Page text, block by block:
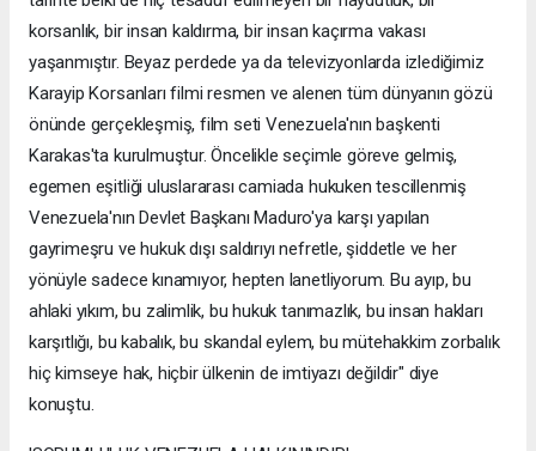
korsanlık, bir insan kaldırma, bir insan kaçırma vakası
yaşanmıştır. Beyaz perdede ya da televizyonlarda izlediğimiz
Karayip Korsanları filmi resmen ve alenen tüm dünyanın gözü
önünde gerçekleşmiş, film seti Venezuela'nın başkenti
Karakas'ta kurulmuştur. Öncelikle seçimle göreve gelmiş,
egemen eşitliği uluslararası camiada hukuken tescillenmiş
Venezuela'nın Devlet Başkanı Maduro'ya karşı yapılan
gayrimeşru ve hukuk dışı saldırıyı nefretle, şiddetle ve her
yönüyle sadece kınamıyor, hepten lanetliyorum. Bu ayıp, bu
ahlaki yıkım, bu zalimlik, bu hukuk tanımazlık, bu insan hakları
karşıtlığı, bu kabalık, bu skandal eylem, bu mütehakkim zorbalık
hiç kimseye hak, hiçbir ülkenin de imtiyazı değildir" diye
konuştu.